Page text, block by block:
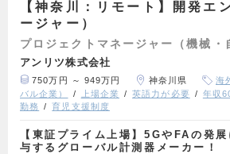
【神奈川：リモート】開発エ
ージャー）
プロジェクトマネージャー（機械・
アンリツ株式会社
750万円 ～ 949万円 神奈川県
海
バル企業）
上場企業 英語力が必要 年収
勤務
育児支援制度
【東証プライム上場】5GやFAの発展
与するグローバル計測器メーカー！